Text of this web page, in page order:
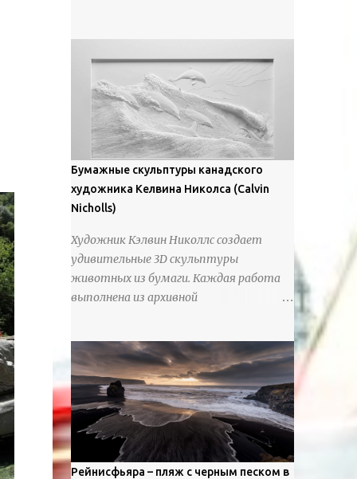
описываются индикатрисой ...
смысле, персонажи его картин
предлагают зрителям незаконченный
рассказ, который усиливается его
уникальной манерой использования
освещения". Для просмотра всех работ,
посетите страницу –
https://www.artfinder.com/artist/takayuki-
harada/about/#/
Бумажные скульптуры канадского
художника Келвина Николса (Calvin
Nicholls)
Художник Кэлвин Николлс создает
удивительные 3D скульптуры
животных из бумаги. Каждая работа
выполнена из архивной
выцветание. Николлс использует
крошечные количества клея для
закрепления отдельных деталей,
используя ножи и инструменты для
текстурирования, чтобы точно
вылепить каждую деталь. источник
https://calvinnicholls.com/
Рейнисфьяра – пляж с черным песком в